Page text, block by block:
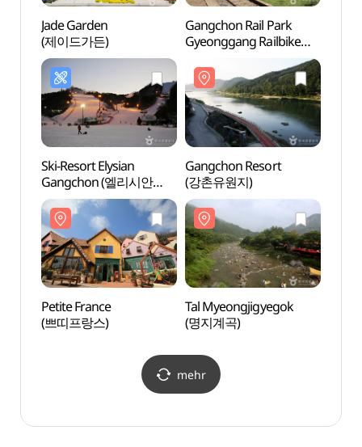
Jade Garden
(제이드가든)
Gangchon Rail Park
Gyeonggang Railbike
(강촌레일파크경강레일
바이크)
Ski-Resort Elysian
Gangchon (엘리시안
강촌 스키장)
Gangchon Resort
(강촌유원지)
Petite France
(쁘띠프랑스)
Tal Myeongjigyegok
(명지계곡)
mehr